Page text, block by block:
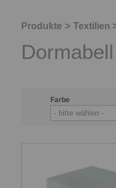
Produkte Textilien
Farbe
- bitte wählen -